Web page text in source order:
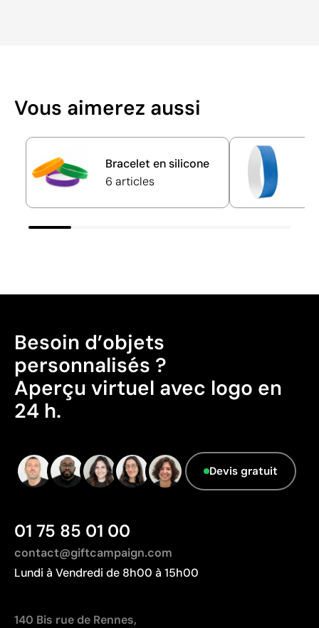
Vous aimerez aussi
Bracelet en silicone
6 articles
Besoin d’objets
personnalisés ?
Aperçu virtuel avec logo en
24 h.
Devis gratuit
01 75 85 01 00
contact@giftcampaign.com
Lundi à Vendredi de 8h00 à 15h00
140 Bis rue de Rennes,